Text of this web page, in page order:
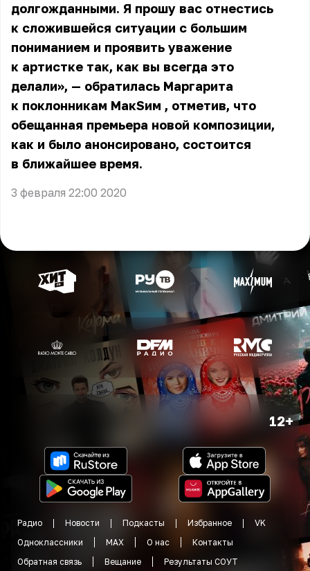
долгожданными. Я прошу вас отнестись
к сложившейся ситуации с большим
пониманием и проявить уважение
к артистке так, как вы всегда это
делали», — обратилась Маргарита
к поклонникам МакSим , отметив, что
обещанная премьера новой композиции,
как и было анонсировано, состоится
в ближайшее время.
3 февраля 22:00 2020
12+
Радио Новости Подкасты Избранное
VK
Одноклассники
MAX О нас
Контакты
Обратная связь
Вещание Результаты СОУТ